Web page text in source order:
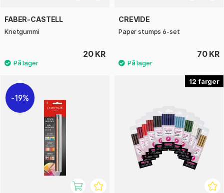
FABER-CASTELL
Knetgummi
20 KR
CREVIDE
Paper stumps 6-set
70 KR
19%
12